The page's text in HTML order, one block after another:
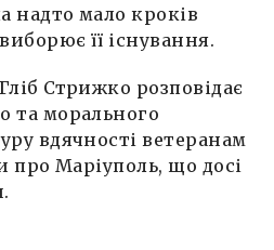
надто мало кроків
її існування.
Стрижко розповідає
та морального
вдячності ветеранам
про Маріуполь, що досі